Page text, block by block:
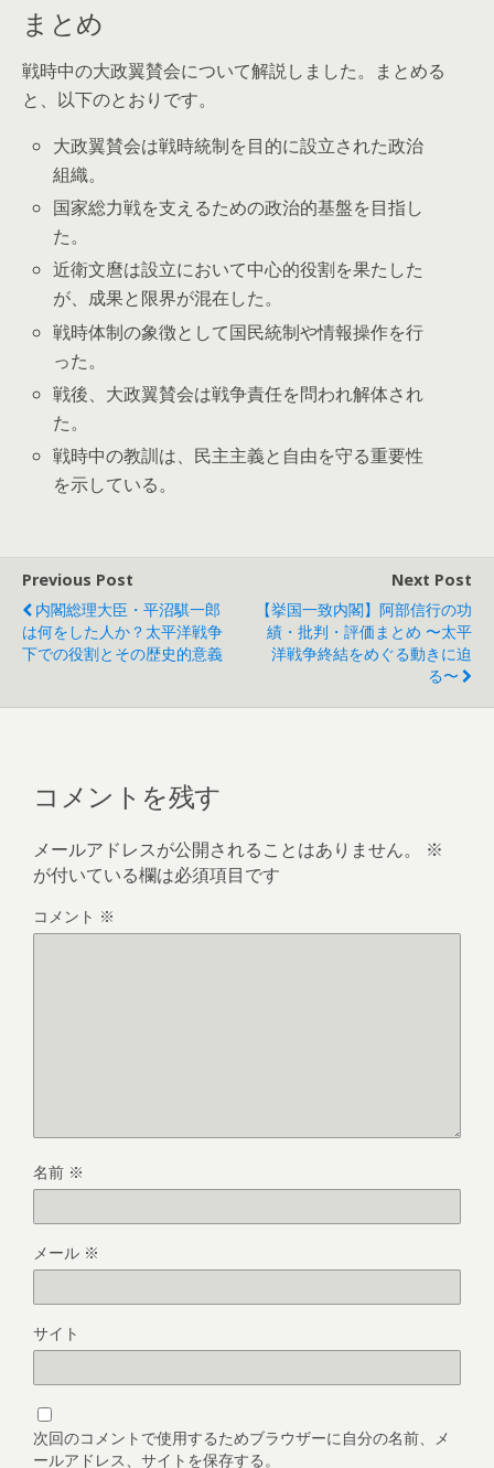
まとめ
戦時中の大政翼賛会について解説しました。まとめる
と、以下のとおりです。
大政翼賛会は戦時統制を目的に設立された政治
組織。
国家総力戦を支えるための政治的基盤を目指し
た。
近衛文麿は設立において中心的役割を果たした
が、成果と限界が混在した。
戦時体制の象徴として国民統制や情報操作を行
った。
戦後、大政翼賛会は戦争責任を問われ解体され
た。
戦時中の教訓は、民主主義と自由を守る重要性
を示している。
Previous Post
内閣総理大臣・平沼騏一郎
は何をした人か？太平洋戦争
下での役割とその歴史的意義
Next Post
【挙国一致内閣】阿部信行の功
績・批判・評価まとめ 〜太平
洋戦争終結をめぐる動きに迫
る〜
コメントを残す
メールアドレスが公開されることはありません。
※
が付いている欄は必須項目です
コメント ※
名前 ※
メール ※
サイト
次回のコメントで使用するためブラウザーに自分の名前、メ
ールアドレス、サイトを保存する。